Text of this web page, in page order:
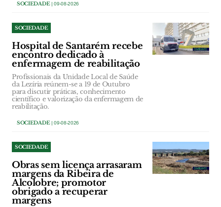
SOCIEDADE| 09-08-2026
SOCIEDADE
Hospital de Santarém recebe
encontro dedicado à
enfermagem de reabilitação
Profissionais da Unidade Local de Saúde
da Lezíria reúnem-se a 19 de Outubro
para discutir práticas, conhecimento
científico e valorização da enfermagem de
reabilitação.
SOCIEDADE| 09-08-2026
SOCIEDADE
Obras sem licença arrasaram
margens da Ribeira de
Alcolobre; promotor
obrigado a recuperar
margens